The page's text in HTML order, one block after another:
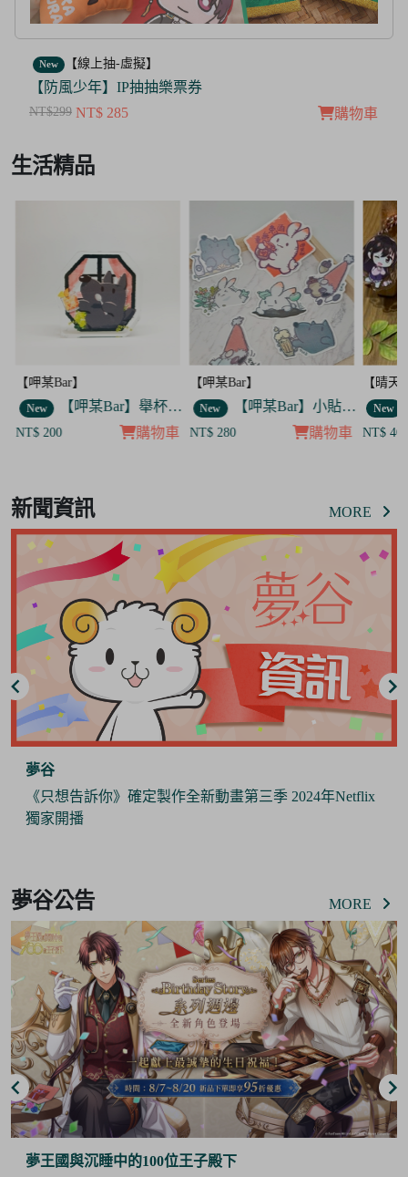
New 【線上抽-虛擬】
【防風少年】IP抽抽樂票券
NT$299 NT$ 285
購物車
3
生活精品
【呷某Bar】
New 【呷某Bar】舉杯歐告款 飯友
NT$ 200 購物車
【呷某Bar】
New 【呷某Bar】小貼紙 7入套組
NT$ 280 購物車
【晴天
New
NT$
of
8
新聞資訊 MORE
夢谷
《只想告訴你》確定製作全新動畫第三季 2024年Netflix
獨家開播
of
6
夢谷公告 MORE
夢王國與沉睡中的100位王子殿下